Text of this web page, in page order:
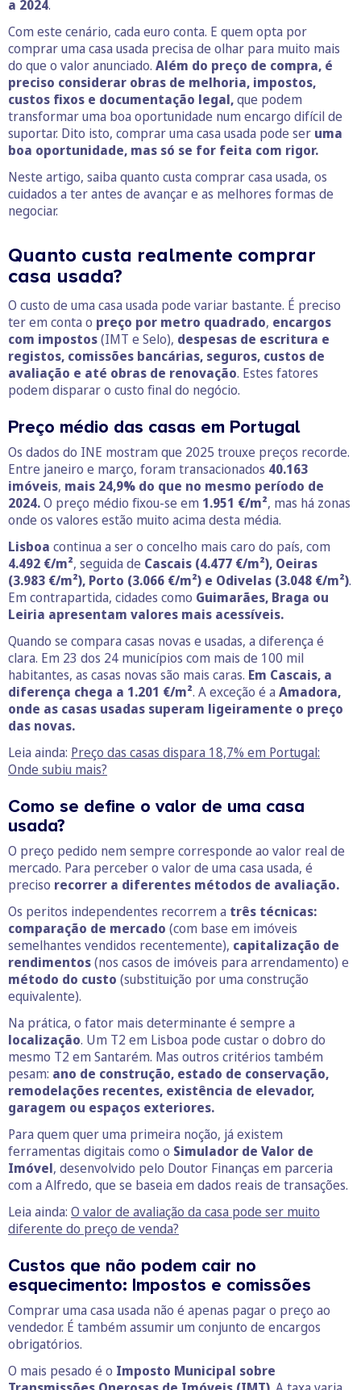
a 2024.
Com este cenário, cada euro conta. E quem opta por
comprar uma casa usada precisa de olhar para muito mais
do que o valor anunciado. Além do preço de compra, é
preciso considerar obras de melhoria, impostos,
custos fixos e documentação legal,que podem
transformar uma boa oportunidade num encargo difícil de
suportar. Dito isto, comprar uma casa usada pode ser uma
boa oportunidade, mas só se for feita com rigor.
Neste artigo, saiba quanto custa comprar casa usada, os
cuidados a ter antes de avançar e as melhores formas de
negociar.
Quanto custa realmente comprar
casa usada?
O custo de uma casa usada pode variar bastante. É preciso
ter em conta o preço por metro quadrado, encargos
com impostos(IMT e Selo), despesas de escritura e
registos, comissões bancárias, seguros, custos de
avaliação e até obras de renovação. Estes fatores
podem disparar o custo final do negócio.
Preço médio das casas em Portugal
Os dados do INE mostram que 2025 trouxe preços recorde.
Entre janeiro e março, foram transacionados 40.163
imóveis, mais 24,9% do que no mesmo período de
2024.O preço médio fixou-se em 1.951 €/m², mas há zonas
onde os valores estão muito acima desta média.
Lisboa continua a ser o concelho mais caro do país, com
4.492 €/m², seguida de Cascais (4.477 €/m²), Oeiras
(3.983 €/m²), Porto (3.066 €/m²) e Odivelas (3.048 €/m²).
Em contrapartida, cidades como Guimarães, Braga ou
Leiria apresentam valores mais acessíveis.
Quando se compara casas novas e usadas, a diferença é
clara. Em 23 dos 24 municípios com mais de 100 mil
habitantes, as casas novas são mais caras. Em Cascais, a
diferença chega a 1.201 €/m². A exceção é a Amadora,
onde as casas usadas superam ligeiramente o preço
das novas.
Leia ainda: Preço das casas dispara 18,7% em Portugal:
Onde subiu mais?
Como se define o valor de uma casa
usada?
O preço pedido nem sempre corresponde ao valor real de
mercado. Para perceber o valor de uma casa usada, é
preciso recorrer a diferentes métodos de avaliação.
Os peritos independentes recorrem a três técnicas:
comparação de mercado (com base em imóveis
semelhantes vendidos recentemente), capitalização de
rendimentos(nos casos de imóveis para arrendamento) e
método do custo (substituição por uma construção
equivalente).
Na prática, o fator mais determinante é sempre a
localização. Um T2 em Lisboa pode custar o dobro do
mesmo T2 em Santarém. Mas outros critérios também
pesam: ano de construção, estado de conservação,
remodelações recentes, existência de elevador,
garagem ou espaços exteriores.
Para quem quer uma primeira noção, já existem
ferramentas digitais como o Simulador de Valor de
Imóvel, desenvolvido pelo Doutor Finanças em parceria
com a Alfredo, que se baseia em dados reais de transações.
Leia ainda: O valor de avaliação da casa pode ser muito
diferente do preço de venda?
Custos que não podem cair no
esquecimento: Impostos e comissões
Comprar uma casa usada não é apenas pagar o preço ao
vendedor. É também assumir um conjunto de encargos
obrigatórios.
O mais pesado é o Imposto Municipal sobre